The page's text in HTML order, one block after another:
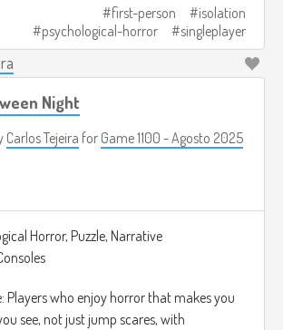
is to complete one last transmission.
you do, the ending changes: you may
or you may have let something in.
https://automaton-
20211101-5318/
first-person
isolation
psychological-horror
singleplayer
Night
Carlos Tejeira for Game 1100 - Agosto 2025
Horror, Puzzle, Narrative
Players who enjoy horror that makes you
see, not just jump scares, with